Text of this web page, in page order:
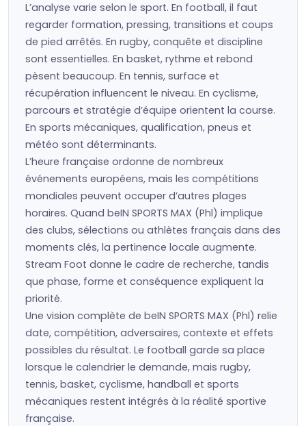
L’analyse varie selon le sport. En football, il faut
regarder formation, pressing, transitions et coups
de pied arrêtés. En rugby, conquête et discipline
sont essentielles. En basket, rythme et rebond
pèsent beaucoup. En tennis, surface et
récupération influencent le niveau. En cyclisme,
parcours et stratégie d’équipe orientent la course.
En sports mécaniques, qualification, pneus et
météo sont déterminants.
L’heure française ordonne de nombreux
événements européens, mais les compétitions
mondiales peuvent occuper d’autres plages
horaires. Quand beIN SPORTS MAX (Phl) implique
des clubs, sélections ou athlètes français dans des
moments clés, la pertinence locale augmente.
Stream Foot donne le cadre de recherche, tandis
que phase, forme et conséquence expliquent la
priorité.
Une vision complète de beIN SPORTS MAX (Phl) relie
date, compétition, adversaires, contexte et effets
possibles du résultat. Le football garde sa place
lorsque le calendrier le demande, mais rugby,
tennis, basket, cyclisme, handball et sports
mécaniques restent intégrés à la réalité sportive
française.